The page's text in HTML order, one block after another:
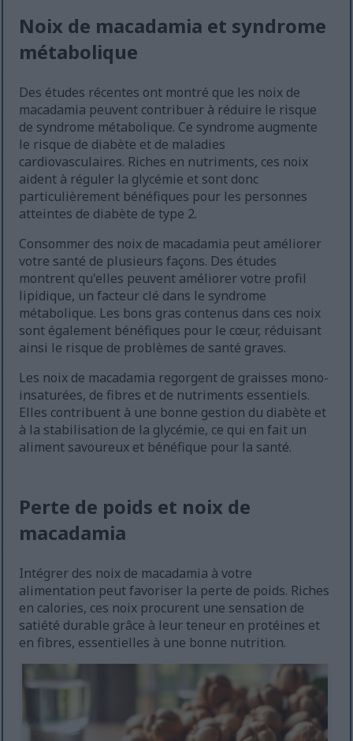
Noix de macadamia et syndrome
métabolique
Des études récentes ont montré que les noix de
macadamia peuvent contribuer à réduire le risque
de syndrome métabolique. Ce syndrome augmente
le risque de diabète et de maladies
cardiovasculaires. Riches en nutriments, ces noix
aident à réguler la glycémie et sont donc
particulièrement bénéfiques pour les personnes
atteintes de diabète de type 2.
Consommer des noix de macadamia peut améliorer
votre santé de plusieurs façons. Des études
montrent qu'elles peuvent améliorer votre profil
lipidique, un facteur clé dans le syndrome
métabolique. Les bons gras contenus dans ces noix
sont également bénéfiques pour le cœur, réduisant
ainsi le risque de problèmes de santé graves.
Les noix de macadamia regorgent de graisses mono-
insaturées, de fibres et de nutriments essentiels.
Elles contribuent à une bonne gestion du diabète et
à la stabilisation de la glycémie, ce qui en fait un
aliment savoureux et bénéfique pour la santé.
Perte de poids et noix de
macadamia
Intégrer des noix de macadamia à votre
alimentation peut favoriser la perte de poids. Riches
en calories, ces noix procurent une sensation de
satiété durable grâce à leur teneur en protéines et
en fibres, essentielles à une bonne nutrition.